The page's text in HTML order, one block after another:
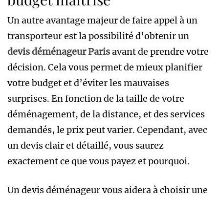
Un autre avantage majeur de faire appel à un
transporteur est la possibilité d’obtenir un
devis déménageur Parisavant de prendre votre
décision. Cela vous permet de mieux planifier
votre budget et d’éviter les mauvaises
surprises. En fonction de la taille de votre
déménagement, de la distance, et des services
demandés, le prix peut varier. Cependant, avec
un devis clair et détaillé, vous saurez
exactement ce que vous payez et pourquoi.
Un devis déménageurvous aidera à choisir une